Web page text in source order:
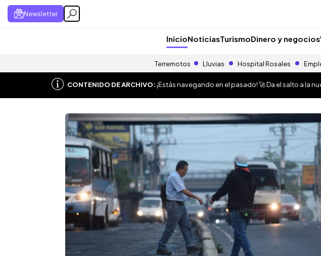
Newsletter
InicioNoticiasTurismoDinero y negocios
Terremotos Lluvias Hospital Rosales
CONTENIDO DE ARCHIVO:¡Estás navegando en el pasado! 🚀 Da el salto a la